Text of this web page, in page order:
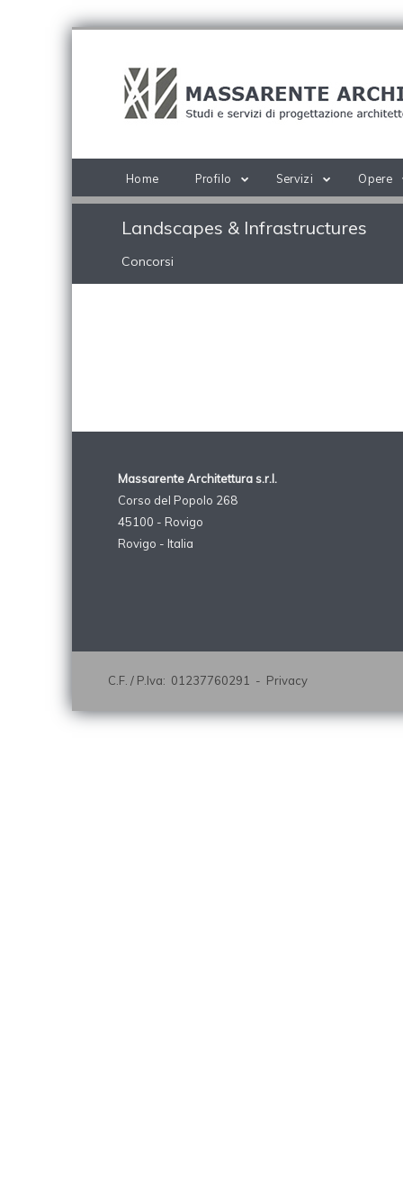
Home Profilo Servizi Opere
Landscapes & Infrastructures
Concorsi
Massarente Architettura s.r.l.
Corso del Popolo 268
45100 - Rovigo
Rovigo - Italia
C.F. / P.Iva: 01237760291 - Privacy